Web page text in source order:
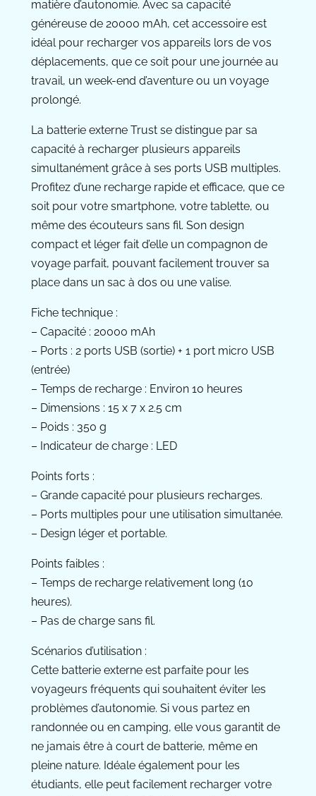
matière d’autonomie. Avec sa capacité
généreuse de 20000 mAh, cet accessoire est
idéal pour recharger vos appareils lors de vos
déplacements, que ce soit pour une journée au
travail, un week-end d’aventure ou un voyage
prolongé.
La batterie externe Trust se distingue par sa
capacité à recharger plusieurs appareils
simultanément grâce à ses ports USB multiples.
Profitez d’une recharge rapide et efficace, que ce
soit pour votre smartphone, votre tablette, ou
même des écouteurs sans fil. Son design
compact et léger fait d’elle un compagnon de
voyage parfait, pouvant facilement trouver sa
place dans un sac à dos ou une valise.
Fiche technique :
– Capacité : 20000 mAh
– Ports : 2 ports USB (sortie) + 1 port micro USB
(entrée)
– Temps de recharge : Environ 10 heures
– Dimensions : 15 x 7 x 2.5 cm
– Poids : 350 g
– Indicateur de charge : LED
Points forts :
– Grande capacité pour plusieurs recharges.
– Ports multiples pour une utilisation simultanée.
– Design léger et portable.
Points faibles :
– Temps de recharge relativement long (10
heures).
– Pas de charge sans fil.
Scénarios d’utilisation :
Cette batterie externe est parfaite pour les
voyageurs fréquents qui souhaitent éviter les
problèmes d’autonomie. Si vous partez en
randonnée ou en camping, elle vous garantit de
ne jamais être à court de batterie, même en
pleine nature. Idéale également pour les
étudiants, elle peut facilement recharger votre